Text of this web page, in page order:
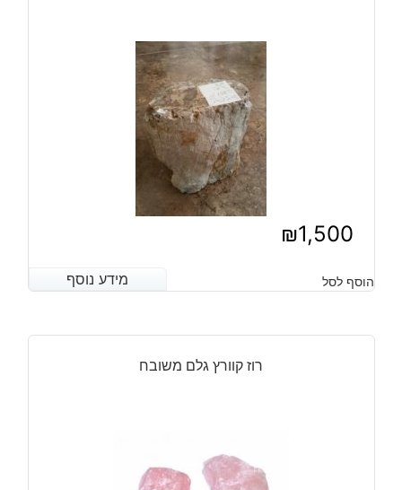
₪1,500
מידע נוסף הוסף לסל מידע נוסף
רוז קוורץ גלם משובח